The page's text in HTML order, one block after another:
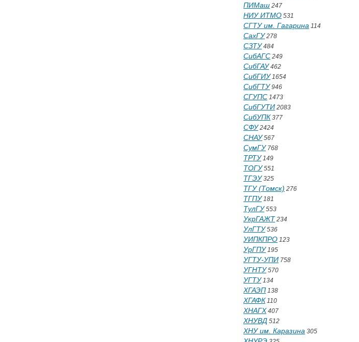
ПИМаш 247
НИУ ИТМО 531
СГТУ им. Гагарина 114
СахГУ278
СЗТУ484
СибАГС 249
СибГАУ462
СибГИУ1654
СибГТУ946
СГУПС 1473
СибГУТИ 2083
СибУПК 377
СФУ2424
СНАУ567
СумГУ768
ТРТУ149
ТОГУ551
ТГЭУ325
ТГУ (Томск) 276
ТГПУ181
ТулГУ553
УкрГАЖТ 234
УлГТУ536
УИПКПРО 123
УрГПУ195
УГТУ-УПИ 758
УГНТУ570
УГТУ134
ХГАЭП 138
ХГАФК 110
ХНАГХ 407
ХНУВД 512
ХНУ им. Каразина 305